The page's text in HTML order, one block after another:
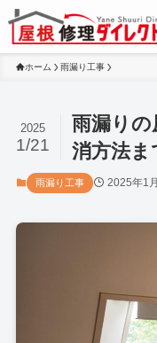
ホーム 雨漏り工事
雨漏り
消方法ま
2025
1/21
雨漏り工事 2025年1